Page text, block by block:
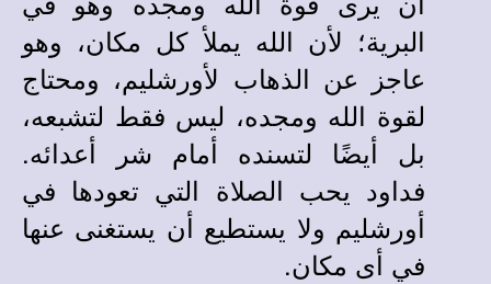
البرية؛ لأن الله يملأ كل مكان، وهو
عاجز عن الذهاب لأورشليم، ومحتاج
لقوة الله ومجده، ليس فقط لتشبعه،
بل أيضًا لتسنده أمام شر أعدائه.
فداود يحب الصلاة التي تعودها في
أورشليم ولا يستطيع أن يستغنى عنها
في أى مكان.